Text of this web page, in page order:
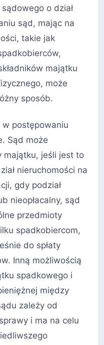
o dział
sąd, mając na
takie jak
majątku
może
sposób.
w postępowaniu
Sąd może
majątku, jeśli jest to
nieruchomości na
gdy podział
nieopłacalny, sąd
przedmioty
spadkobiercom,
do spłaty
Inną możliwością
spadkowego i
między
zależy od
i ma na celu